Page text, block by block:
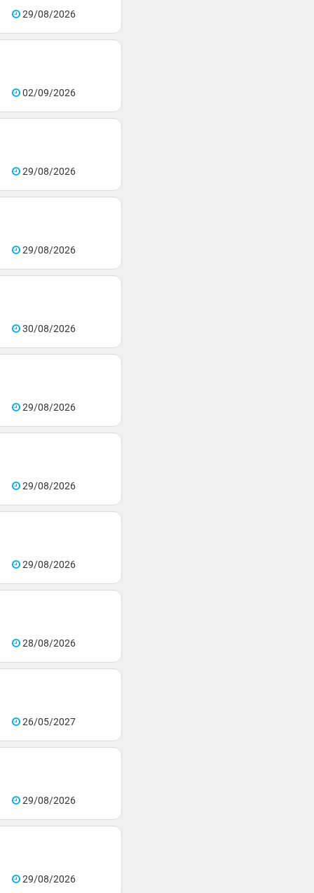
29/08/2026
02/09/2026
29/08/2026
29/08/2026
30/08/2026
29/08/2026
29/08/2026
29/08/2026
28/08/2026
26/05/2027
29/08/2026
29/08/2026